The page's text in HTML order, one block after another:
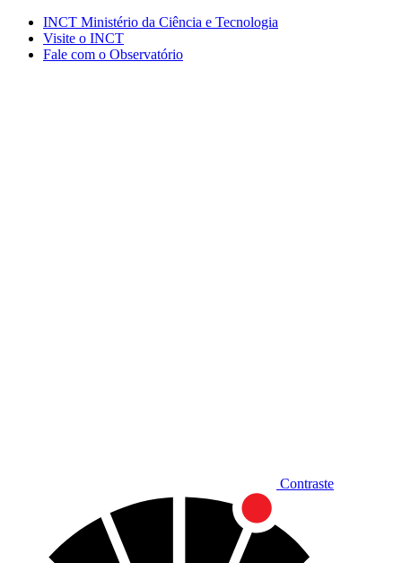
Conteúdo principal Menu principal Rodapé
INCT Ministério da Ciência e Tecnologia
Visite o INCT
Fale com o Observatório
Contraste